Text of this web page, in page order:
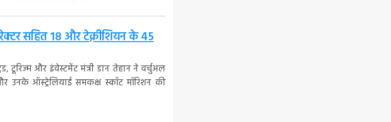
सहित 18 और टेक्नीशियन के 45
टूरिज्म और इंवेस्टमेंट मंत्री डान तेहान ने वर्चुअल
उनके ऑस्ट्रेलियाई समकक्ष स्कॉट मॉरिशन की